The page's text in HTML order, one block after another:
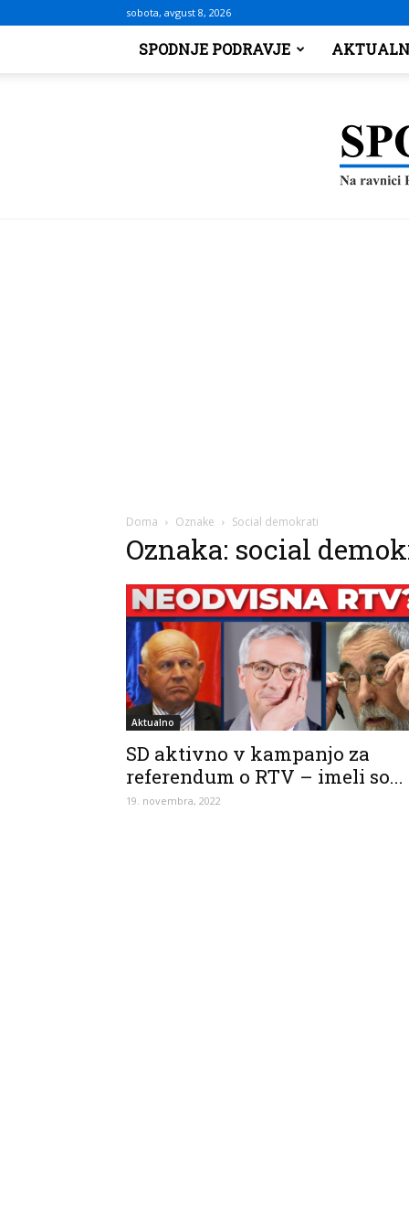
sobota, avgust 8, 2026
SPODNJE PODRAVJE
Doma Oznake Social demokrati
Oznaka: social
Aktualno
SD aktivno v kampanjo za
referendum o RTV – imeli so...
19. novembra, 2022